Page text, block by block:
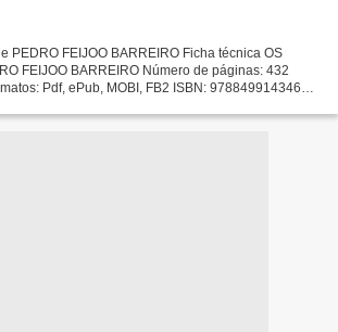
PEDRO FEIJOO BARREIRO Ficha técnica OS
FEIJOO BARREIRO Número de páginas: 432
Pdf, ePub, MOBI, FB2 ISBN: 9788499143460